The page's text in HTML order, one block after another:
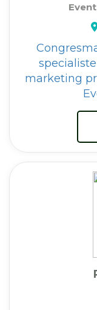
marketing